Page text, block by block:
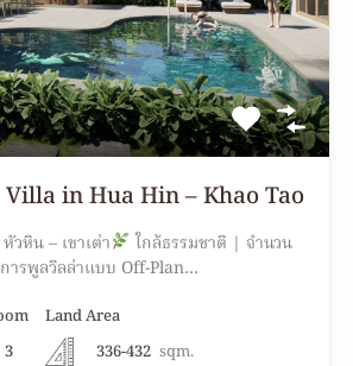
in Hua Hin – Khao Tao
วหิน – เขาเต่า
ใกล้ธรรมชาติ | จำนวน
ารพูลวิลล่าแบบ Off-Plan…
3
Land Area
336-432 sqm.